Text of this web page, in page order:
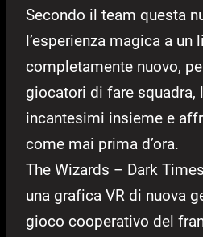
Secondo il team questa
l’esperienza magica a un
completamente nuovo,
giocatori di fare squadra,
incantesimi insieme e
come mai prima d’ora.
The Wizards – Dark
una grafica VR di nuova
gioco cooperativo del